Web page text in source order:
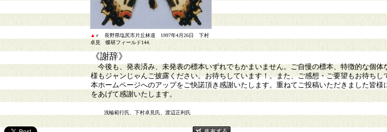
▲ ♂ 長野県塩尻市片丘林道 1997年4月26日 下村
卓見
蝶研フィールド144.
《謝辞》
今後も、発表済み、未発表の標本いずれでもかまいません。ご自慢の標本、特徴的な個
様もジャンじゃんご披露ください。お待ちしています！。また、ご感想・ご要望もお待ちし
本ホームページへのアップをご快諾頂き感謝いたします。重ねてご投稿いただきました皆
をあげて感謝いたします。
浅輪範行氏、下村卓見氏、 渡辺正利 氏